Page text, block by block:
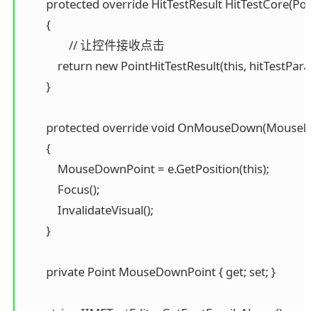
protected override HitTestResult
        {
return new PointHitTestResult(this,
        }
protected override void
        {
            MouseDownPoint = e.GetPosition(this);
            Focus();
            InvalidateVisual();
        }
        private Point MouseDownPoint { get; set; }